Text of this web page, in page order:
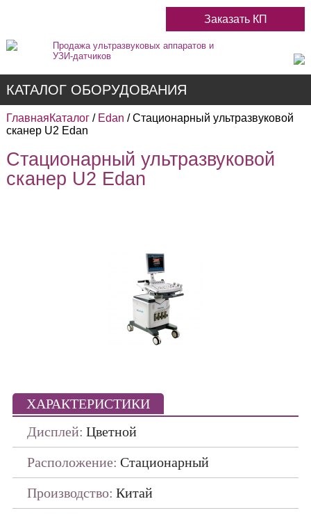
Заказать КП
Продажа ультразвуковых аппаратов и
УЗИ-датчиков
КАТАЛОГ ОБОРУДОВАНИЯ
Недорогие
ДАТЧИКИ
ГлавнаяКаталог/ Edan / Стационарный ультразвуковой
сканер U2 Edan
Стационарный ультразвуковой
сканер U2 Edan
ХАРАКТЕРИСТИКИ
Дисплей: Цветной
Расположение: Стационарный
Производство: Китай